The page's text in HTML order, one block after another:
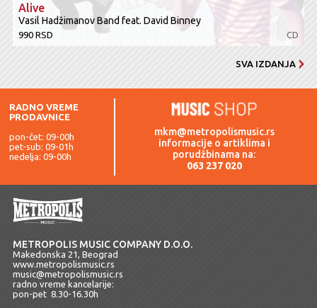
Alive
Vasil Hadžimanov Band feat. David Binney
990 RSD CD
SVA IZDANJA
RADNO VREME
PRODAVNICE
pon-čet: 09-00h
pet-sub: 09-01h
nedelja: 09-00h
mkm@metropolismusic.rs
informacije o artiklima i
porudžbinama na:
063 237 020
METROPOLIS MUSIC COMPANY D.O.O.
Makedonska 21, Beograd
www.metropolismusic.rs
music@metropolismusic.rs
radno vreme kancelarije:
pon-pet 8.30-16.30h